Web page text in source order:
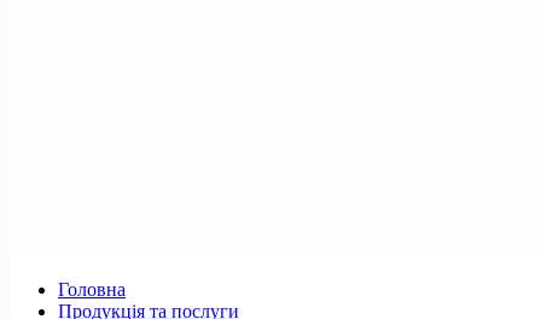
Головна
Продукція та послуги